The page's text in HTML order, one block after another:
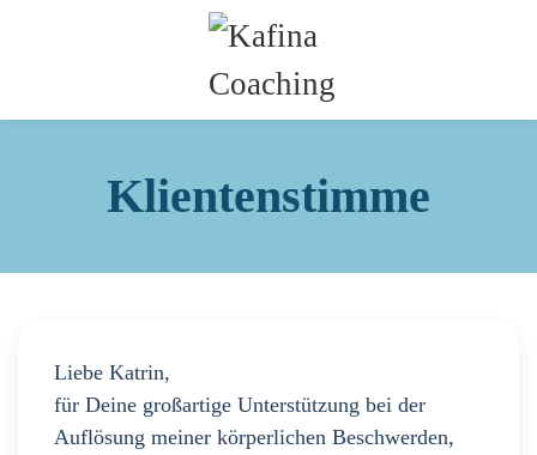
Klientenstimme
Liebe Katrin,
für Deine großartige Unterstützung bei der
Auflösung meiner körperlichen Beschwerden,